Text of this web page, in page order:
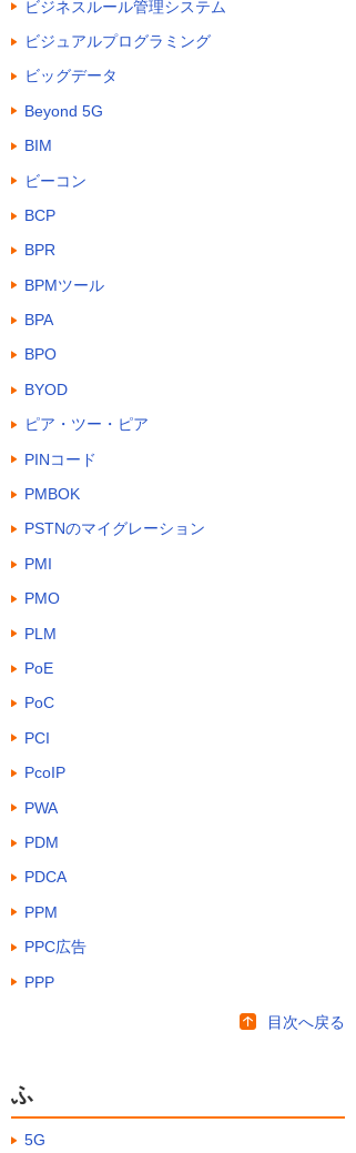
ビジネスルール管理システム
ビジュアルプログラミング
ビッグデータ
Beyond 5G
BIM
ビーコン
BCP
BPR
BPMツール
BPA
BPO
BYOD
ピア・ツー・ピア
PINコード
PMBOK
PSTNのマイグレーション
PMI
PMO
PLM
PoE
PoC
PCI
PcoIP
PWA
PDM
PDCA
PPM
PPC広告
PPP
目次へ戻る
ふ
5G